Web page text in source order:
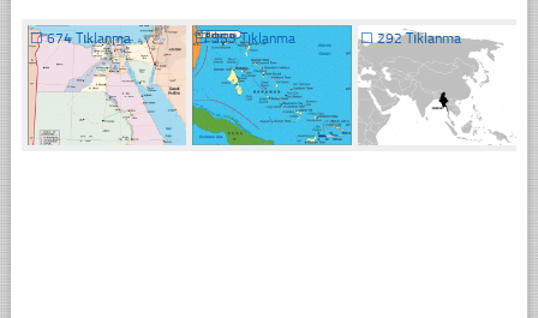
☐674 Tıklanma ☐353 Tıklanma ☐ 292 Tıklanma